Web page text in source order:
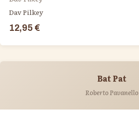
Dav Pilkey
12,95 €
Bat Pat
Roberto Pavanello